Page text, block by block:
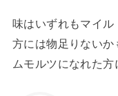
味はいずれもマイ
方には物足りない
ムモルツになれた方